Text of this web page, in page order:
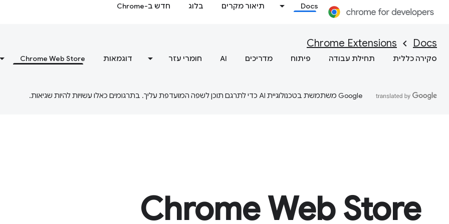
Docs תיאור מקרים בלוג חדש ב-Chrome
Docs
Chrome Extensions
סקירה כללית תחילת עבודה פיתוח מדריכים AI חומרי עזר דוגמאות Chrome Web Store
‫Google משתמשת בטכנולוגיית AI כדי לתרגם תוכן לשפה המועדפת עליך. בתרגומים כאלו עשויות להיות שגיאות.
Chrome Web Store